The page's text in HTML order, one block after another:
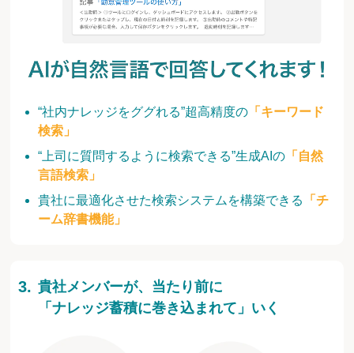
“社内ナレッジをググれる”超高精度の 「キーワード
検索」
“上司に質問するように検索できる”生成AIの 「自然
言語検索」
貴社に最適化させた検索システムを構築できる
「チ
ーム辞書機能」
貴社メンバーが、当たり前に
「ナレッジ蓄積に巻き込まれて」いく